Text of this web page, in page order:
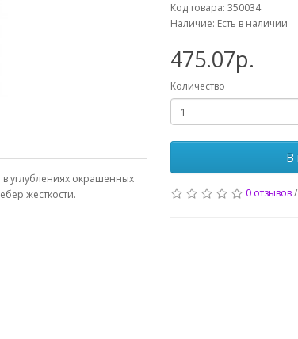
углублениях окрашенных
жесткости.
Код товара: 350034
Наличие: Есть в наличии
475.07р.
Количество
В
0 отзывов/